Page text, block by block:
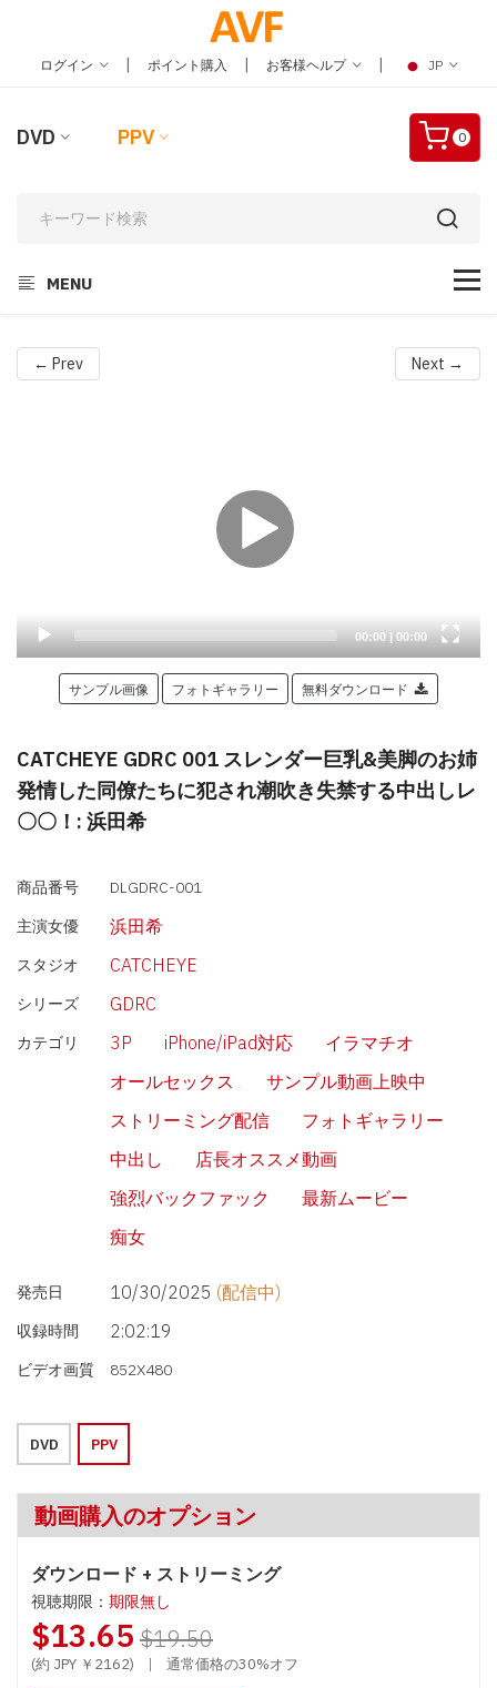
ログイン | ポイント購入 | お客様ヘルプ | JP
DVD PPV 0
MENU
← Prev Next →
Current
00:00 | Total
duration
00:00
サンプル画像 フォトギャラリー 無料ダウンロード
CATCHEYE GDRC 001 スレンダー巨乳&美脚のお姉
発情した同僚たちに犯され潮吹き失禁する中出しレ
〇〇！: 浜田希
商品番号
DLGDRC-001
主演女優
浜田希
スタジオ CATCHEYE
シリーズ GDRC
カテゴリ 3P iPhone/iPad対応
イラマチオ
オールセックス
サンプル動画上映中
ストリーミング配信
フォトギャラリー
中出し
店長オススメ動画
強烈バックファック
最新ムービー
痴女
発売日 10/30/2025 (配信中)
収録時間 2:02:19
ビデオ画質 852X480
DVD PPV
動画購入のオプション
ダウンロード + ストリーミング
視聴期限： 期限無し
$13.65 $19.50
(約 JPY ￥2162) | 通常価格の30%オフ